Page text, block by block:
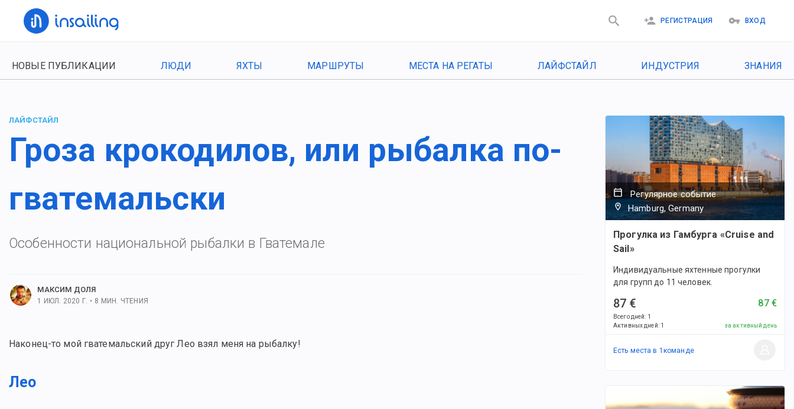
РЕГИСТРАЦИЯ ВХОД
НОВЫЕ ПУБЛИКАЦИИ ЛЮДИ ЯХТЫ МАРШРУТЫ МЕСТА НА РЕГАТЫ ЛАЙФСТАЙЛ ИНДУСТРИЯ ЗНАНИЯ
ЛАЙФСТАЙЛ
Гроза крокодилов, или рыбалка по-
гватемальски
Особенности национальной рыбалки в Гватемале
МАКСИМ ДОЛЯ
1 ИЮЛ. 2020 Г. • 8 МИН. ЧТЕНИЯ
Наконец-то мой гватемальский друг Лео взял меня на рыбалку!
Лео
Регулярное событие
Hamburg, Germany
Прогулка из Гамбурга «Cruise and
Sail»
Индивидуальные яхтенные прогулки
для групп до 11 человек.
87 €
Всего дней: 1
Активных дней: 1
87 €
за активный день
Есть места в 1 командe